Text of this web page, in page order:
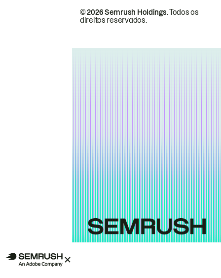
© 2026 Semrush Holdings.Todos os
direitos reservados.